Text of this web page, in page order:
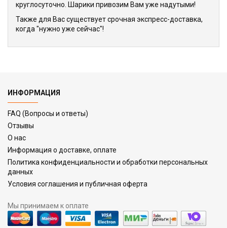
круглосуточно. Шарики привозим Вам уже надутыми!
Также для Вас существует срочная экспресс-доставка,
когда "нужно уже сейчас"!
ИНФОРМАЦИЯ
FAQ (Вопросы и ответы)
Отзывы
О нас
Информация о доставке, оплате
Политика конфиденциальности и обработки персональных
данных
Условия соглашения и публичная оферта
Мы принимаем к оплате